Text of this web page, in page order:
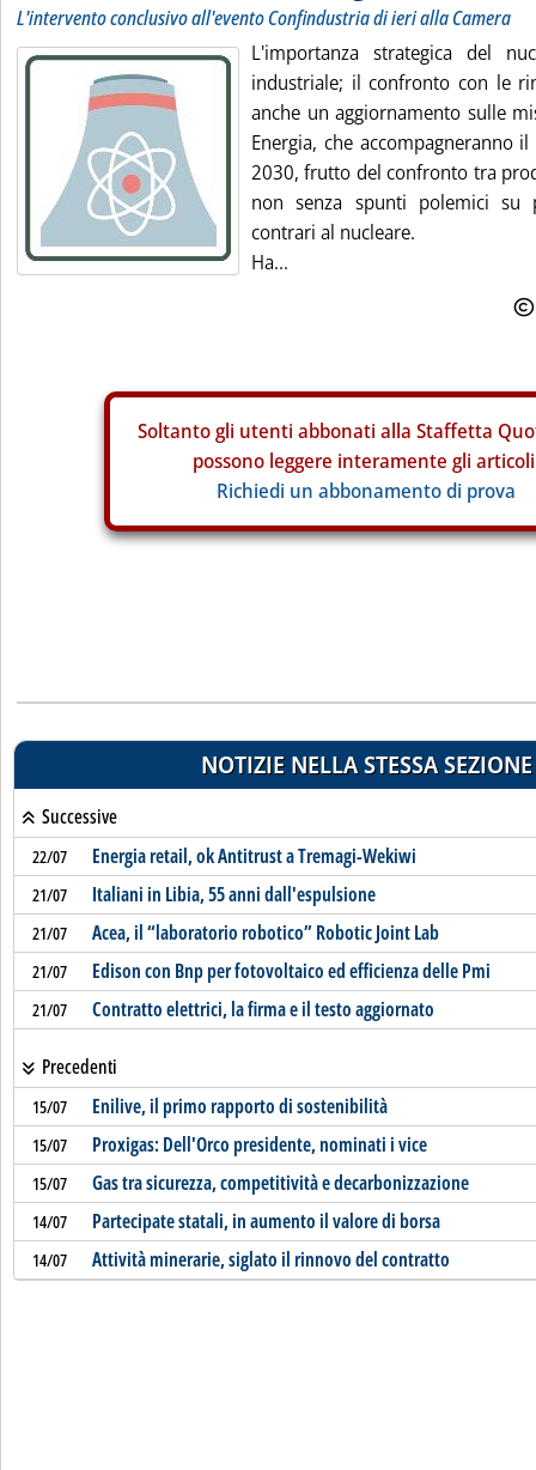
L'intervento conclusivo all'evento Confindustria di ieri alla Camera
L'importanza strategica del
industriale; il confronto con le
anche un aggiornamento sulle
Energia, che accompagneranno
2030, frutto del confronto tra
non senza spunti polemici su
contrari al nucleare.
Ha...
Soltanto gli utenti abbonati alla Staffetta
possono leggere interamente gli
Richiedi un abbonamento di prova
NOTIZIE NELLA STESSA SEZIONE
Successive
22/07 Energia retail, ok Antitrust a Tremagi-Wekiwi
21/07 Italiani in Libia, 55 anni dall'espulsione
21/07 Acea, il “laboratorio robotico” Robotic Joint Lab
21/07 Edison con Bnp per fotovoltaico ed efficienza delle Pmi
21/07 Contratto elettrici, la firma e il testo aggiornato
Precedenti
15/07 Enilive, il primo rapporto di sostenibilità
15/07 Proxigas: Dell'Orco presidente, nominati i vice
15/07 Gas tra sicurezza, competitività e decarbonizzazione
14/07 Partecipate statali, in aumento il valore di borsa
14/07 Attività minerarie, siglato il rinnovo del contratto